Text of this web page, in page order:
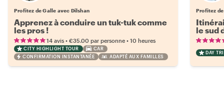
Profitez de Galle avec Dilshan
Apprenez à conduire un tuk-tuk comme
les pros !
14 avis • €35.00 par personne • 10 heures
CITY HIGHLIGHT TOUR
CAR
CONFIRMATION INSTANTANÉE
ADAPTÉ AUX FAMILLES
Profitez
le sud
DAY